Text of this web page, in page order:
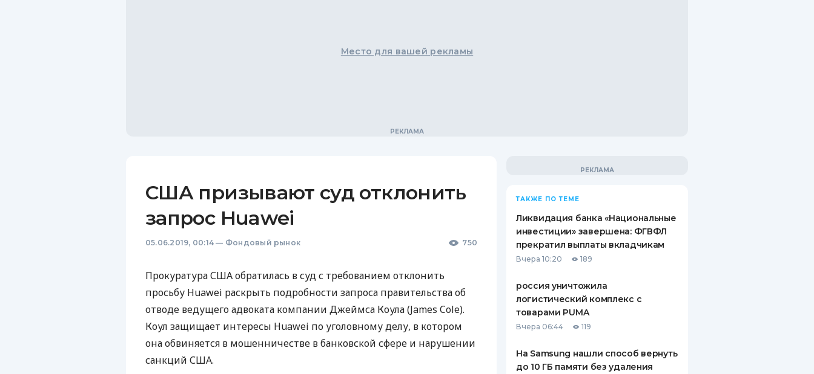
Место для вашей рекламы
США призывают суд отклонить
запрос Huawei
05.06.2019, 00:14 — Фондовый рынок 750
ПрокуратураСШАобратилась в суд с требованием отклонить
просьбу Huawei раскрыть подробности запроса правительства об
отводе ведущего адвоката компании Джеймса Коула (James Cole).
Коул защищает интересы Huawei по уголовному делу, в котором
она обвиняется в мошенничестве в банковской сфере и нарушении
санкций США.
ТАКЖЕ ПО ТЕМЕ
Ликвидация банка «Национальные
инвестиции» завершена: ФГВФЛ
прекратил выплаты вкладчикам
Вчера 10:20 189
россия уничтожила
логистический комплекс с
товарами PUMA
Вчера 06:44 119
На Samsung нашли способ вернуть
до 10 ГБ памяти без удаления